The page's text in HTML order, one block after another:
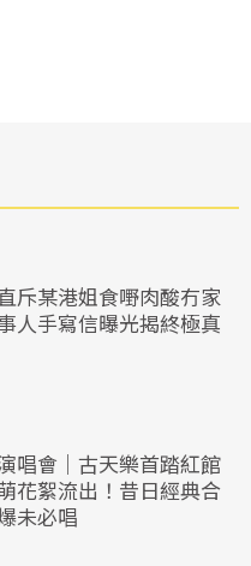
斥某港姐食嘢肉酸冇家
人手寫信曝光揭終極真
唱會｜古天樂首踏紅館
花絮流出！昔日經典合
未必唱